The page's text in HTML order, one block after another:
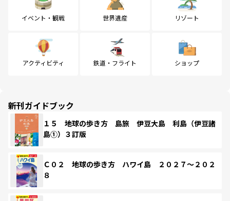
イベント・観戦 世界遺産 リゾート
アクティビティ 鉄道・フライト ショップ
新刊ガイドブック
１５ 地球の歩き方 島旅 伊豆大島 利島（伊豆諸
島①）３訂版
Ｃ０２ 地球の歩き方 ハワイ島 ２０２７～２０２
８